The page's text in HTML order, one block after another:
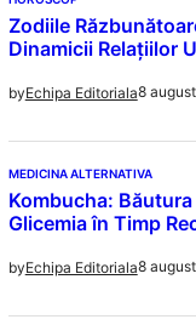
Zodiile
Dinamicii Relațiilor
byEchipa Editoriala8
MEDICINA ALTERNATIVA
Kombucha:
Glicemia în Timp
byEchipa Editoriala8